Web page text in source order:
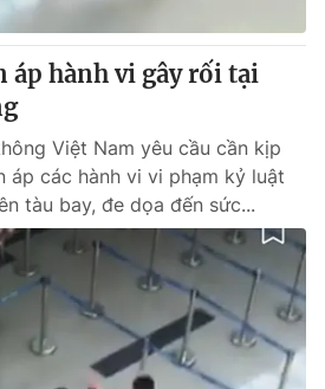
áp hành vi gây rối tại
Việt Nam yêu cầu cần kịp
áp các hành vi vi phạm kỷ luật
tàu bay, đe dọa đến sức...